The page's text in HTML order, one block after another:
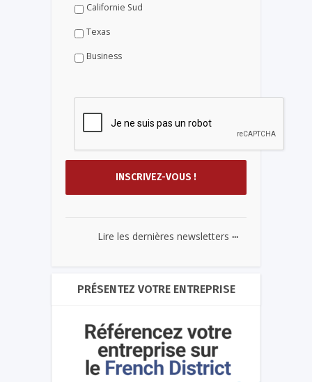
Californie Sud
Texas
Business
Lire les dernières newsletters ...
PRÉSENTEZ VOTRE ENTREPRISE